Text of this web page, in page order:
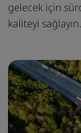
gelecek için
kaliteyi sağlayın.